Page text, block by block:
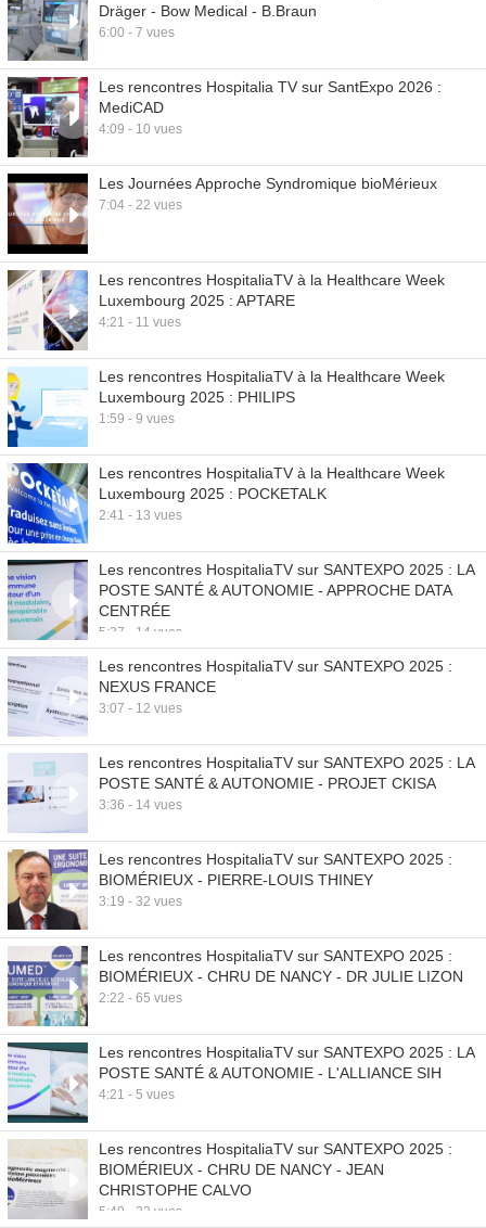
Dräger - Bow Medical - B.Braun
6:00 - 7 vues
Les rencontres Hospitalia TV sur SantExpo 2026 :
MediCAD
4:09 - 10 vues
Les Journées Approche Syndromique bioMérieux
7:04 - 22 vues
Les rencontres HospitaliaTV à la Healthcare Week
Luxembourg 2025 : APTARE
4:21 - 11 vues
Les rencontres HospitaliaTV à la Healthcare Week
Luxembourg 2025 : PHILIPS
1:59 - 9 vues
Les rencontres HospitaliaTV à la Healthcare Week
Luxembourg 2025 : POCKETALK
2:41 - 13 vues
Les rencontres HospitaliaTV sur SANTEXPO 2025 : LA
POSTE SANTÉ & AUTONOMIE - APPROCHE DATA
CENTRÉE
5:37 - 14 vues
Les rencontres HospitaliaTV sur SANTEXPO 2025 :
NEXUS FRANCE
3:07 - 12 vues
Les rencontres HospitaliaTV sur SANTEXPO 2025 : LA
POSTE SANTÉ & AUTONOMIE - PROJET CKISA
3:36 - 14 vues
Les rencontres HospitaliaTV sur SANTEXPO 2025 :
BIOMÉRIEUX - PIERRE-LOUIS THINEY
3:19 - 32 vues
Les rencontres HospitaliaTV sur SANTEXPO 2025 :
BIOMÉRIEUX - CHRU DE NANCY - DR JULIE LIZON
2:22 - 65 vues
Les rencontres HospitaliaTV sur SANTEXPO 2025 : LA
POSTE SANTÉ & AUTONOMIE - L'ALLIANCE SIH
4:21 - 5 vues
Les rencontres HospitaliaTV sur SANTEXPO 2025 :
BIOMÉRIEUX - CHRU DE NANCY - JEAN
CHRISTOPHE CALVO
5:49 - 32 vues